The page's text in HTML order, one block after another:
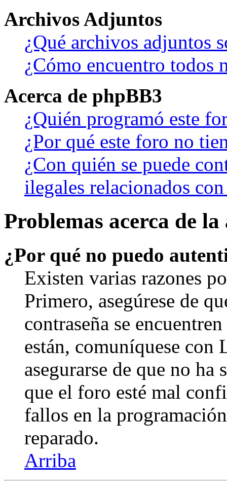
Archivos Adjuntos
¿Qué archivos adjuntos
¿Cómo encuentro todos
Acerca de phpBB3
¿Quién programó este
¿Por qué este foro no
¿Con quién se puede
ilegales relacionados
Problemas acerca de
¿Por qué no puedo
Existen varias razones
Primero, asegúrese de
contraseña se
están, comuníquese
asegurarse de que no
que el foro esté mal
fallos en la
reparado.
Arriba